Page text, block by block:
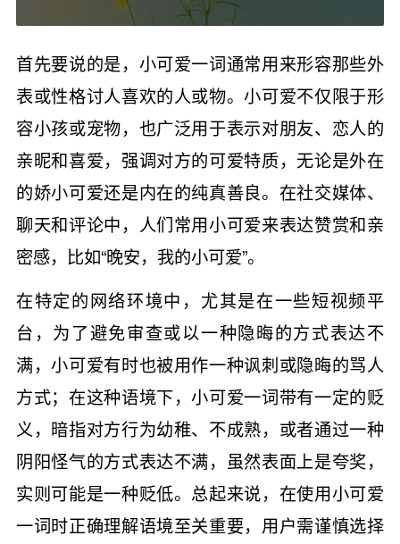
首先要说的是，小可爱一词通常用来形容那些外
表或性格讨人喜欢的人或物。小可爱不仅限于形
容小孩或宠物，也广泛用于表示对朋友、恋人的
亲昵和喜爱，强调对方的可爱特质，无论是外在
的娇小可爱还是内在的纯真善良。在社交媒体、
聊天和评论中，人们常用小可爱来表达赞赏和亲
密感，比如“晚安，我的小可爱”。
在特定的网络环境中，尤其是在一些短视频平
台，为了避免审查或以一种隐晦的方式表达不
满，小可爱有时也被用作一种讽刺或隐晦的骂人
方式；在这种语境下，小可爱一词带有一定的贬
义，暗指对方行为幼稚、不成熟，或者通过一种
阴阳怪气的方式表达不满，虽然表面上是夸奖，
实则可能是一种贬低。总起来说，在使用小可爱
一词时正确理解语境至关重要，用户需谨慎选择